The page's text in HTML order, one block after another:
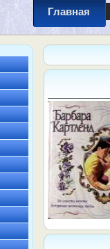
Главная